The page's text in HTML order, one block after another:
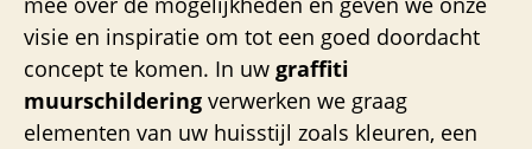
visie en inspiratie om tot een goed doordacht
concept te komen. In uw graffiti
muurschildering verwerken we graag
elementen van uw huisstijl zoals kleuren, een